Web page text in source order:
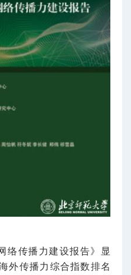
络传播力建设报告》显
外传播力综合指数排名